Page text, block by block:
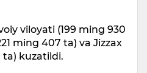
viloyati (199 ming 930
ming 407 ta) va Jizzax
ta) kuzatildi.